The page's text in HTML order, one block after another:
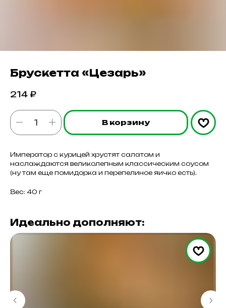
Брускетта «Цезарь»
214 ₽
В корзину
Император с курицей хрустят салатом и
наслаждаются великолепным классическим соусом
(ну там еще помидорка и перепелиное яичко есть).
Вес: 40 г
Идеально дополняют: